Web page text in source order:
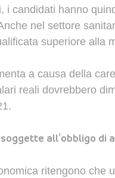
, i candidati hanno
nel settore
superiore alla
a causa della
reali dovrebbero
.
soggette all’obbligo di
ritengono che u